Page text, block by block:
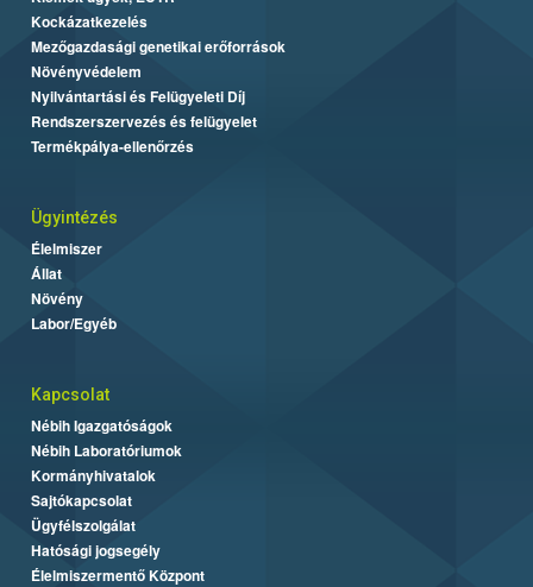
Kockázatkezelés
Mezőgazdasági genetikai erőforrások
Növényvédelem
Nyilvántartási és Felügyeleti Díj
Rendszerszervezés és felügyelet
Termékpálya-ellenőrzés
Ügyintézés
Élelmiszer
Állat
Növény
Labor/Egyéb
Kapcsolat
Nébih Igazgatóságok
Nébih Laboratóriumok
Kormányhivatalok
Sajtókapcsolat
Ügyfélszolgálat
Hatósági jogsegély
Élelmiszermentő Központ